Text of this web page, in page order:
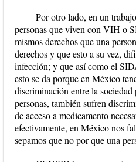
Por otro lado, en un
personas que viven con VIH o
mismos derechos que una
derechos y que esto a su vez,
infección; y que así como el
esto se da porque en México
discriminación entre la
personas, también sufren
de acceso a medicamento
efectivamente, en México nos
sepamos que no por que una